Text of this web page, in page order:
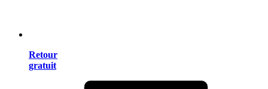
Retour
gratuit